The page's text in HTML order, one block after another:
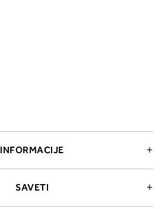
INFORMACIJE
SAVETI
odgovara vašoj meri (A, B...) -
potražite u koloni koju ste odredili
merenjem grudi.